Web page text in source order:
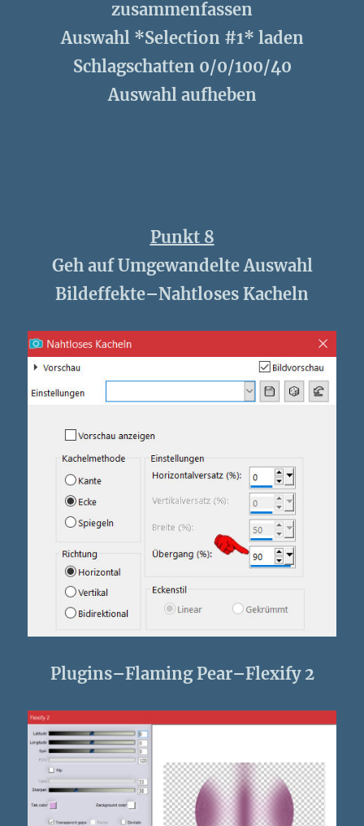
zusammenfassen
Auswahl *Selection #1* laden
Schlagschatten 0/0/100/40
Auswahl aufheben
Punkt 8
Geh auf Umgewandelte Auswahl
Bildeffekte–Nahtloses Kacheln
Plugins–Flaming Pear–Flexify 2